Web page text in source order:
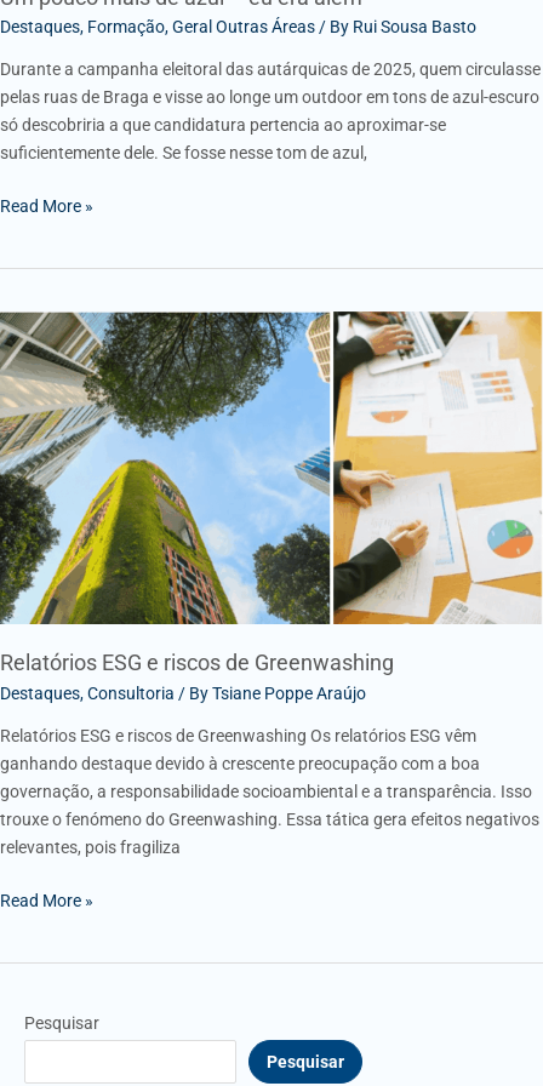
Destaques, Formação,Geral Outras Áreas / By Rui Sousa Basto
Durante a campanha eleitoral das autárquicas de 2025, quem circulasse
pelas ruas de Braga e visse ao longe um outdoor em tons de azul-escuro
só descobriria a que candidatura pertencia ao aproximar-se
suficientemente dele. Se fosse nesse tom de azul,
Read More »
Relatórios ESG e riscos de Greenwashing
Destaques,Consultoria / ByTsiane Poppe Araújo
Relatórios ESG e riscos de Greenwashing Os relatórios ESG vêm
ganhando destaque devido à crescente preocupação com a boa
governação, a responsabilidade socioambiental e a transparência. Isso
trouxe o fenómeno do Greenwashing. Essa tática gera efeitos negativos
relevantes, pois fragiliza
Relatórios
ESG
e
riscos
de
Greenwashing
Read More »
Pesquisar
Pesquisar